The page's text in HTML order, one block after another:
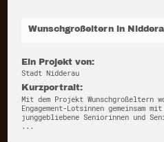
Wunschgroßeltern in
Ein Projekt von:
Stadt Nidderau
Kurzportrait:
Mit dem Projekt Wunschgroßeltern
Engagement-Lotsinnen gemeinsam
junggebliebene Seniorinnen und
...